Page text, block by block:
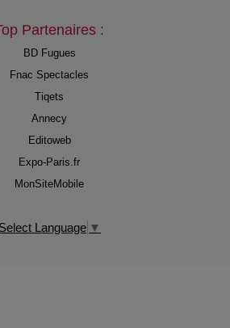
Partenaires :
BD Fugues
Fnac Spectacles
Tiqets
Annecy
Editoweb
Expo-Paris.fr
MonSiteMobile
Select Language ▼